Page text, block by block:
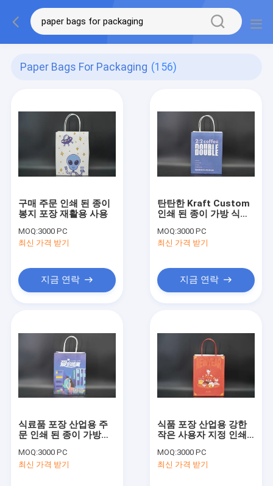
Paper Bags For Packaging (156)
구매 주문 인쇄 된 종이
봉지 포장 재활용 사용
MOQ:3000 PC
최신 가격 받기
지금 연락
탄탄한 Kraft Custom
인쇄 된 종이 가방 식료
MOQ:3000 PC
최신 가격 받기
지금 연락
식료품 포장 산업용 주
문 인쇄 된 종이 가방
MOQ:3000 PC
최신 가격 받기
식품 포장 산업용 강한
작은 사용자 지정 인쇄
MOQ:3000 PC
최신 가격 받기